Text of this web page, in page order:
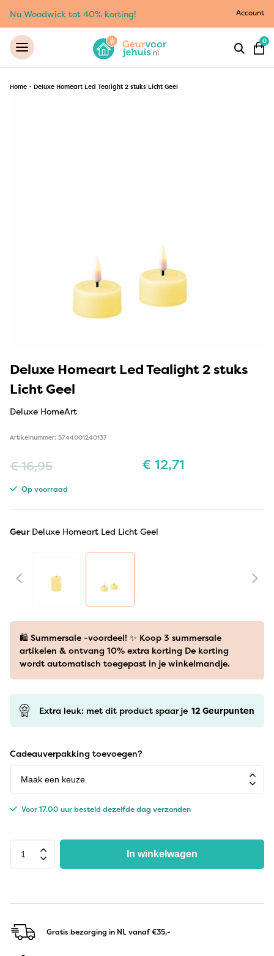
Nu Woodwick tot 40% korting! Account
0
Home - Deluxe Homeart Led Tealight 2 stuks Licht Geel
Deluxe Homeart Led Tealight 2 stuks
Licht Geel
Deluxe HomeArt
Artikelnummer: 5744001240137
€16,95 € 12,71
Op voorraad
Geur Deluxe Homeart Led Licht Geel
🛍️ Summersale -voordeel! ✨ Koop 3 summersale
artikelen & ontvang 10% extra korting De korting
wordt automatisch toegepast in je winkelmandje.
Extra leuk: met dit product spaar je 12 Geurpunten
Cadeauverpakking toevoegen?
Voor 17.00 uur besteld dezelfde dag verzonden
In winkelwagen
Gratis bezorging in NLvanaf €35,-